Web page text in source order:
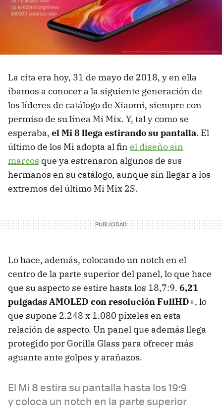
La cita era hoy, 31 de mayo de 2018, y en ella
íbamos a conocer a la siguiente generación de
los líderes de catálogo de Xiaomi, siempre con
permiso de su línea Mi Mix. Y, tal y como se
esperaba, el Mi 8 llega estirando su pantalla. El
último de los Mi adopta al fin el diseño sin
marcos que ya estrenaron algunos de sus
hermanos en su catálogo, aunque sin llegar a los
extremos del último Mi Mix 2S.
Lo hace, además, colocando un notch en el
centro de la parte superior del panel, lo que hace
que su aspecto se estire hasta los 18,7:9. 6,21
pulgadas AMOLED con resolución FullHD+, lo
que supone 2.248 x 1.080 píxeles en esta
relación de aspecto. Un panel que además llega
protegido por Gorilla Glass para ofrecer más
aguante ante golpes y arañazos.
El Mi 8 estira su pantalla hasta los 19:9
y coloca un notch en la parte superior